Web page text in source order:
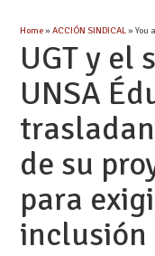
Home»ACCIÓN SINDICAL» You
UGT y el
UNSA
de su
para
inclusión